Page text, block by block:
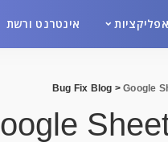
אינטרנט ורשת
Bug Fix Blog >Google